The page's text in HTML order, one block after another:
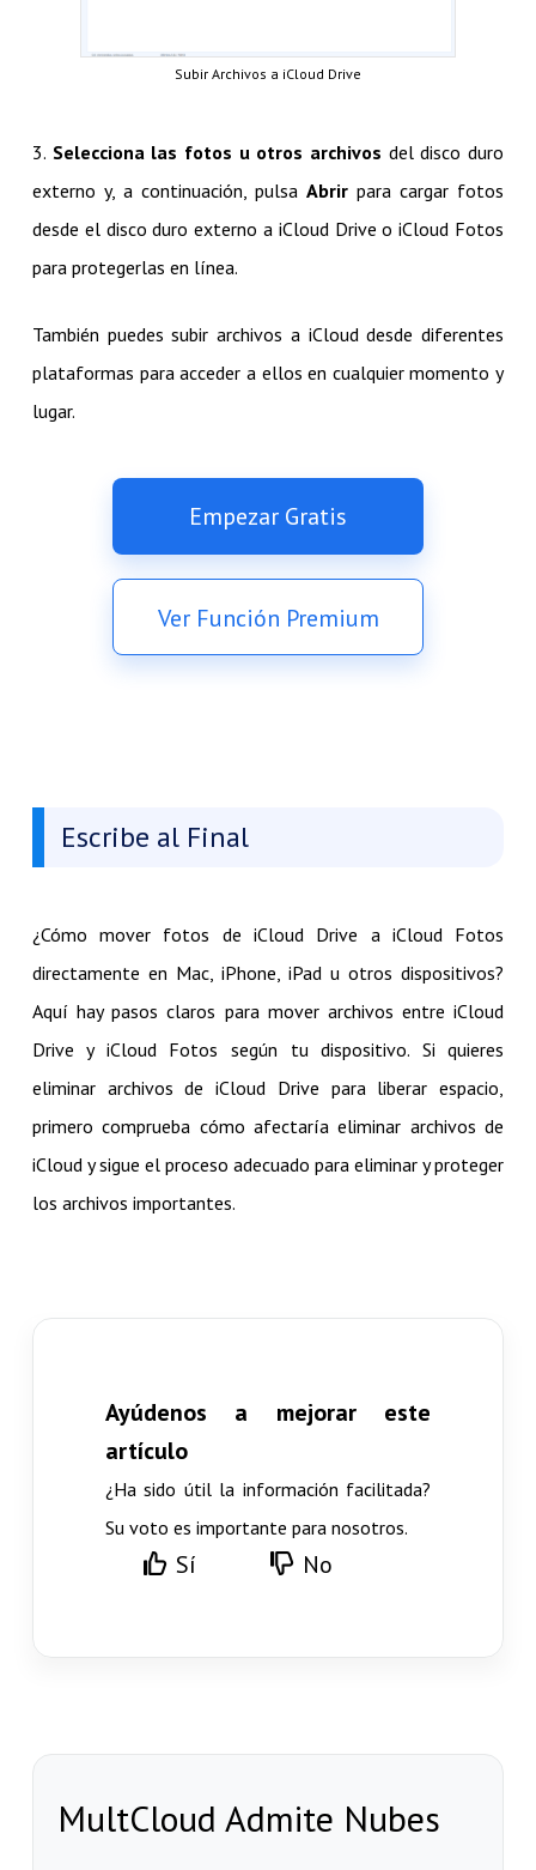
Subir Archivos a iCloud Drive
3. Selecciona las fotos u otros archivos del disco duro
externo y, a continuación, pulsaAbrir para cargar fotos
desde el disco duro externo a iCloud Drive o iCloud Fotos
para protegerlas en línea.
También puedes subir archivos a iCloud desde diferentes
plataformas para acceder a ellos en cualquier momento y
lugar.
Empezar Gratis
Ver Función Premium
Escribe al Final
¿Cómo mover fotos de iCloud Drive a iCloud Fotos
directamente en Mac, iPhone, iPad u otros dispositivos?
Aquí hay pasos claros para mover archivos entre iCloud
Drive y iCloud Fotos según tu dispositivo. Si quieres
eliminar archivos de iCloud Drive para liberar espacio,
primero comprueba cómo afectaría eliminar archivos de
iCloud y sigue el proceso adecuado para eliminar y proteger
los archivos importantes.
Ayúdenos a mejorar este
artículo
¿Ha sido útil la información facilitada?
Su voto es importante para nosotros.
Sí No
MultCloud Admite Nubes